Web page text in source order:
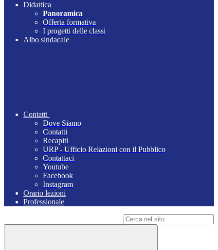
Didattica
Panoramica
Offerta formativa
I progetti delle classi
Albo sindacale
Contatti
Dove Siamo
Contatti
Recapiti
URP - Ufficio Relazioni con il Pubblico
Contattaci
Youtube
Facebook
Instagram
Orario lezioni
Professionale